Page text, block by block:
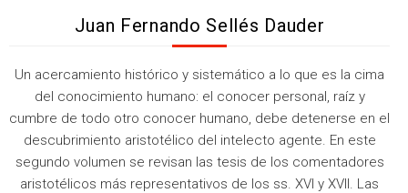
Juan Fernando Sellés Dauder
Un acercamiento histórico y sistemático a lo que es la cima
del conocimiento humano: el conocer personal, raíz y
cumbre de todo otro conocer humano, debe detenerse en el
descubrimiento aristotélico del intelecto agente. En este
segundo volumen se revisan las tesis de los comentadores
aristotélicos más representativos de los ss. XVI y XVII. Las